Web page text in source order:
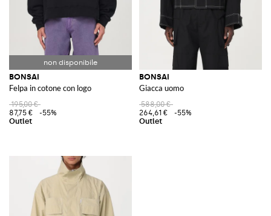
BONSAI
Felpa in cotone con logo
195,00 €
87,75 €
-55%
BONSAI
Giacca uomo
588,00 €
264,61 €
-55%